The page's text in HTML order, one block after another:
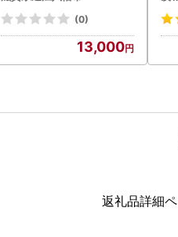
(0)
13,000
返礼品詳細